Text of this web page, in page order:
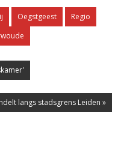
Oegstgeest
Regio
langs stadsgrens Leiden »